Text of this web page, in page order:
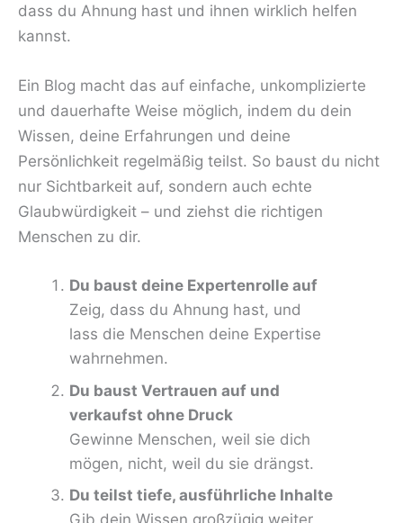
dass du Ahnung hast und ihnen wirklich helfen
kannst.
Ein Blog macht das auf einfache, unkomplizierte
und dauerhafte Weise möglich, indem du dein
Wissen, deine Erfahrungen und deine
Persönlichkeit regelmäßig teilst. So baust du nicht
nur Sichtbarkeit auf, sondern auch echte
Glaubwürdigkeit – und ziehst die richtigen
Menschen zu dir.
Du baust deine Expertenrolle auf
Zeig, dass du Ahnung hast, und
lass die Menschen deine Expertise
wahrnehmen.
Du baust Vertrauen auf und
verkaufst ohne Druck
Gewinne Menschen, weil sie dich
mögen, nicht, weil du sie drängst.
Du teilst tiefe, ausführliche Inhalte